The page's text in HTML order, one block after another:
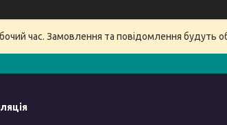
час. Замовлення та повідомлення будуть